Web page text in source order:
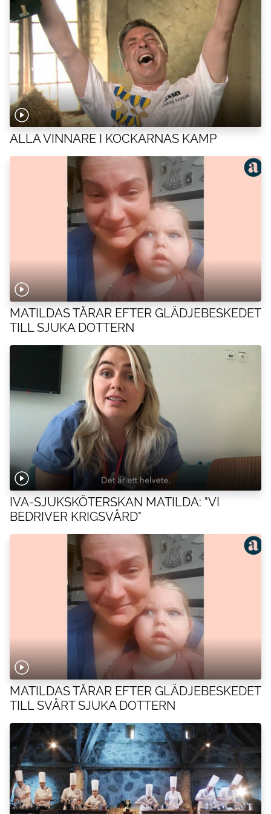
ALLA VINNARE I KOCKARNAS KAMP
MATILDAS TÅRAR EFTER GLÄDJEBESKEDET
TILL SJUKA DOTTERN
IVA-SJUKSKÖTERSKAN MATILDA: "VI
BEDRIVER KRIGSVÅRD"
MATILDAS TÅRAR EFTER GLÄDJEBESKEDET
TILL SVÅRT SJUKA DOTTERN